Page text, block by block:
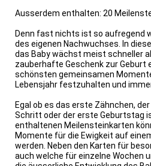
Ausserdem enthalten: 20
Denn fast nichts ist so aufregend
des eigenen Nachwuchses. In
das Baby wächst meist schneller
zauberhafte Geschenk zur Geburt
schönsten gemeinsamen
Lebensjahr festzuhalten und
Egal ob es das erste Zähnchen,
Schritt oder der erste Geburtstag
enthaltenen Meilensteinkarten
Momente für die Ewigkeit auf
werden. Neben den Karten für
auch welche für einzelne Wochen